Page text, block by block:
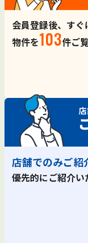
会員登録後、す
物件を103件ご
店舗でのみご紹
優先的にご紹介い